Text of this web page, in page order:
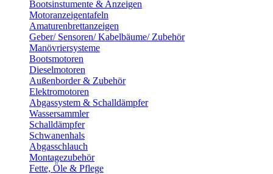
Bootsinstumente & Anzeigen
Motoranzeigentafeln
Amaturenbrettanzeigen
Geber/ Sensoren/ Kabelbäume/ Zubehör
Manövriersysteme
Bootsmotoren
Dieselmotoren
Außenborder & Zubehör
Elektromotoren
Abgassystem & Schalldämpfer
Wassersammler
Schalldämpfer
Schwanenhals
Abgasschlauch
Montagezubehör
Fette, Öle & Pflege